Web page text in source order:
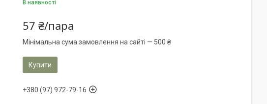
В наявності
57 ₴/пара
Мінімальна сума замовлення на сайті — 500 ₴
Купити
+380 (97) 972-79-16